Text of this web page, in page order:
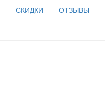
СКИДКИ ОТЗЫВЫ